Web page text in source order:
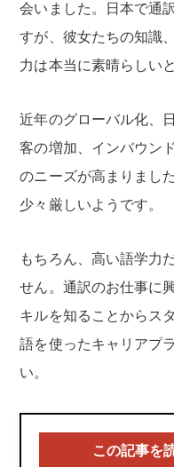
会いました。日本で通
すが、彼女たちの知識
力は本当に素晴らしい
近年のグローバル化、
客の増加、インバウン
のニーズが高まりまし
少々厳しいようです。
もちろん、高い語学力
せん。通訳のお仕事に
キルを知ることからス
語を使ったキャリアプ
い。
この記事を